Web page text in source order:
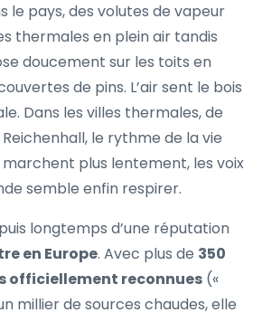
le pays, des volutes de vapeur
thermales en plein air tandis
doucement sur les toits en
de pins. L’air sent le bois
Dans les villes thermales, de
le rythme de la vie
marchent plus lentement, les voix
semble enfin respirer.
longtemps d’une réputation
en Europe. Avec plus de 350
officiellement reconnues («
millier de sources chaudes, elle